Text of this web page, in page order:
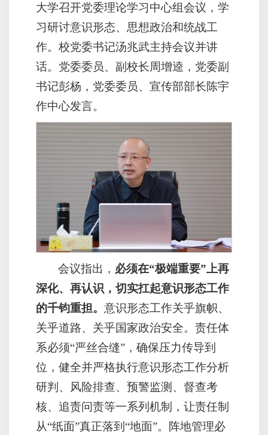
大学召开党委理论学习中心组会议，学
习研讨意识形态、思想政治和统战工
作。校党委书记汤兆武主持会议并讲
话。党委委员、副校长周增逵，党委副
书记彭杨，党委委员、宣传部部长陈宇
作中心发言。
会议指出， 必须在“极端重要”上再
深化、再认识，切实扛起意识形态工作
的千钧重担。 意识形态工作关乎旗帜、
关乎道路、关乎国家政治安全。责任体
系必须“严丝合缝”，确保压力传导到
位，健全并严格执行意识形态工作分析
研判、风险排查、预警监测、督查考
核、追责问责等一系列机制，让责任制
从“纸面”真正落到“地面”。阵地管理必